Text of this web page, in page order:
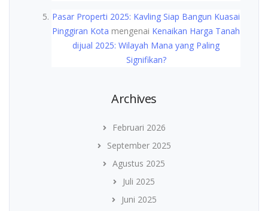
Pasar Properti 2025: Kavling Siap Bangun Kuasai
Pinggiran Kota mengenai Kenaikan Harga Tanah
dijual 2025: Wilayah Mana yang Paling
Signifikan?
Archives
Februari 2026
September 2025
Agustus 2025
Juli 2025
Juni 2025